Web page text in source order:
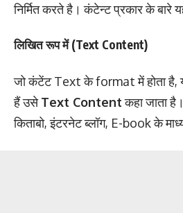
निर्मित करते है। कंटेन्ट प्रकार के बारे
लिखित रूप में (Text Content)
जो कंटेंट Text के format में होता है,
हैं उसेText Contentकहा जाता
किताबो, इंटरनेट ब्लॉग, E-book के